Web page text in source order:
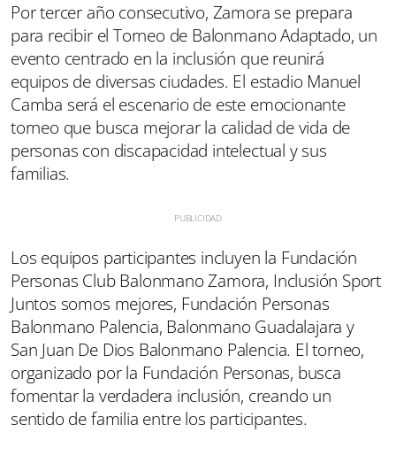
Por tercer año consecutivo, Zamora se prepara
para recibir el Torneo de Balonmano Adaptado, un
evento centrado en la inclusión que reunirá
equipos de diversas ciudades. El estadio Manuel
Camba será el escenario de este emocionante
torneo que busca mejorar la calidad de vida de
personas con discapacidad intelectual y sus
familias.
Los equipos participantes incluyen la Fundación
Personas Club Balonmano Zamora, Inclusión Sport
Juntos somos mejores, Fundación Personas
Balonmano Palencia, Balonmano Guadalajara y
San Juan De Dios Balonmano Palencia. El torneo,
organizado por la Fundación Personas, busca
fomentar la verdadera inclusión, creando un
sentido de familia entre los participantes.